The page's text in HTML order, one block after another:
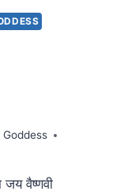
Goddess
जय वैष्णवी